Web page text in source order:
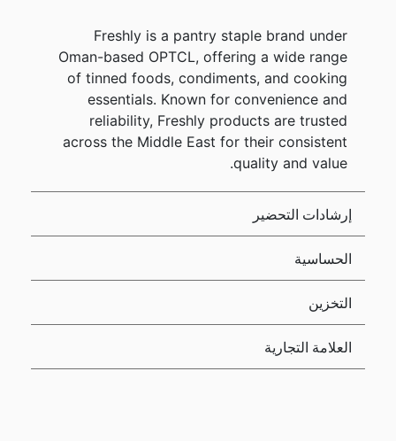
Freshly is a pantry staple brand under
Oman-based OPTCL, offering a wide range
of tinned foods, condiments, and cooking
essentials. Known for convenience and
reliability, Freshly products are trusted
across the Middle East for their consistent
quality and value.
إرشادات التحضير
الحساسية
التخزين
العلامة التجارية